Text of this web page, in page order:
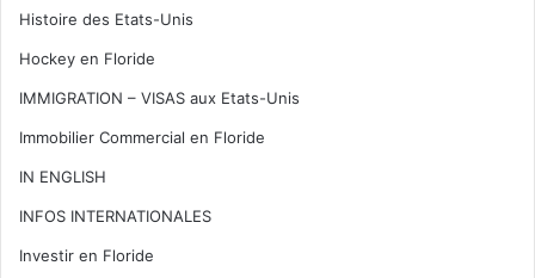
Histoire des Etats-Unis
Hockey en Floride
IMMIGRATION – VISAS aux Etats-Unis
Immobilier Commercial en Floride
IN ENGLISH
INFOS INTERNATIONALES
Investir en Floride